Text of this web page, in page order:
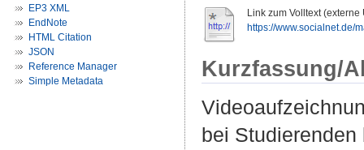
EP3 XML
EndNote
HTML Citation
JSON
Reference Manager
Simple Metadata
Link zum Volltext (externe
https://www.socialnet.de/
Kurzfassung/
bei